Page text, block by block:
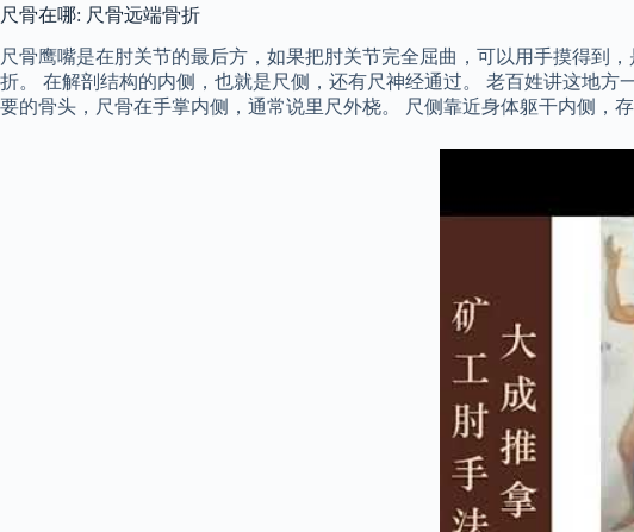
尺骨在哪: 尺骨远端骨折
尺骨鹰嘴是在肘关节的最后方，如果把肘关节完全屈曲，可以用手摸得到
折。 在解剖结构的内侧，也就是尺侧，还有尺神经通过。 老百姓讲这地
要的骨头，尺骨在手掌内侧，通常说里尺外桡。 尺侧靠近身体躯干内侧，存